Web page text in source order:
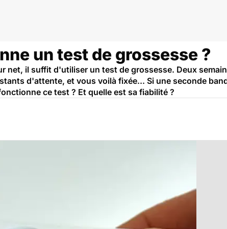
un test de grossesse ?
net, il suffit d'utiliser un test de grossesse. Deux
d'attente, et vous voilà fixée... Si une seconde
ce test ? Et quelle est sa fiabilité ?